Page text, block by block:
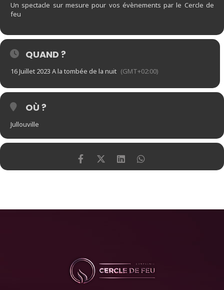
Un spectacle sur mesure pour vos évènements par le Cercle de
feu
QUAND ?
16 Juillet 2023 A la tombée de la nuit (GMT+02:00)
OÙ ?
Jullouville